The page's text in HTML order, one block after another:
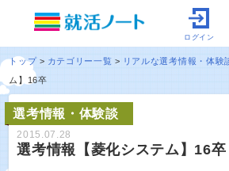
ログイン
トップ カテゴリー一覧 リアルな選考情報・体験
ム】16卒
選考情報・体験談
2015.07.28
選考情報【菱化システム】16卒